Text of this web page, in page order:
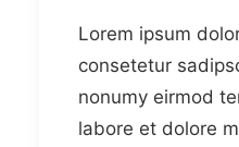
Lorem ipsum
consetetur
nonumy eirmod
labore et dolore